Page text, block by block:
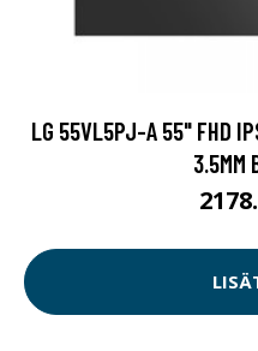
LG 55VL5PJ-A 55" FHD
3.5MM